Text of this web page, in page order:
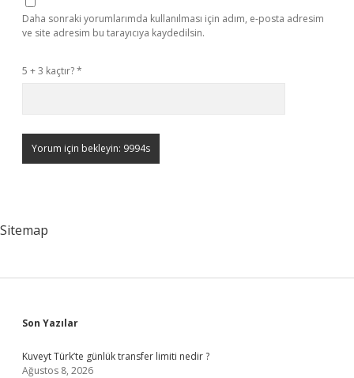
Daha sonraki yorumlarımda kullanılması için adım, e-posta adresim
ve site adresim bu tarayıcıya kaydedilsin.
5 + 3 kaçtır?*
Sitemap
Sidebar
Son Yazılar
Kuveyt Türk’te günlük transfer limiti nedir ?
Ağustos 8, 2026